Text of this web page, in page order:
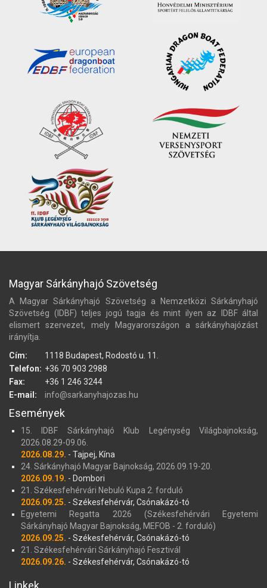
Magyar Sárkányhajó Szövetség
A Magyar Sárkányhajó Szövetség a Nemzetközi Sárkányhajó
Szövetség (IDBF) teljes jogú tagja és mint ilyen az IDBF által
elismert szervezet, mely Magyarországon a sárkányhajózást
irányítja.
Cím:
1118 Budapest, Rodostó u. 11.
Telefon: +36 70 903 2988
Fax:
+36 1 246 3244
E-mail:
info@sarkanyhajozas.hu
Események
15. IDBF Sárkányhajó Klub Legénység Világbajnokság,
2026.08.29-09.06.
2026.08.29. - Tajpej, Kína
24. Sárkányhajó Magyar Bajnokság, 2026.09.19-20.
2026.09.19. - Dombori
21. Székesfehérvári Nebuló Kupa 2. forduló
2026.09.25. - Székesfehérvár, Csónakázó-tó
Egyetemi Regatta 2026 (Székesfehérvári Egyetemi
Sárkányhajó Magyar Bajnokság, MEFOB - 2. forduló)
2026.09.25. - Székesfehérvár, Csónakázó-tó
21. Székesfehérvári Sárkányhajó Fesztivál
2026.09.26. - Székesfehérvár, Csónakázó-tó
Linkek